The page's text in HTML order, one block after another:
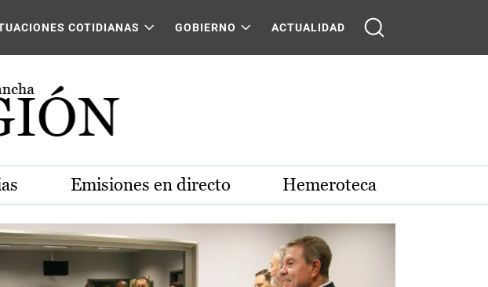
COTIDIANAS GOBIERNO ACTUALIDAD
Emisiones en directo Hemeroteca